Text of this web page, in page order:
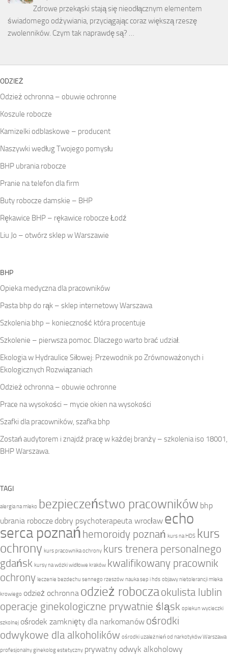
Zdrowe przekąski stają się nieodłącznym elementem
świadomego odżywiania, przyciągając coraz większą rzeszę
zwolenników. Czym tak naprawdę są? …
ODZIEŻ
Odzież ochronna – obuwie ochronne
Koszule robocze
Kamizelki odblaskowe – producent
Naszywki według Twojego pomysłu
BHP ubrania robocze
Pranie na telefon dla firm
Buty robocze damskie – BHP
Rękawice BHP – rękawice robocze Łodź
Liu Jo – otwórz sklep w Warszawie
BHP
Opieka medyczna dla pracowników
Pasta bhp do rąk – sklep internetowy Warszawa
Szkolenia bhp – konieczność która procentuje
Szkolenie – pierwsza pomoc. Dlaczego warto brać udział.
Ekologia w Hydraulice Siłowej: Przewodnik po Zrównoważonych i
Ekologicznych Rozwiązaniach
Odzież ochronna – obuwie ochronne
Prace na wysokości – mycie okien na wysokości
Szafki dla pracowników, szafka bhp
Zostań audytorem i znajdź pracę w każdej branży – szkolenia iso 18001,
BHP Warszawa.
TAGI
alergia na mleko bezpieczeństwo pracowników bhp
ubrania robocze dobry psychoterapeuta wrocław echo
serca poznań hemoroidy poznań kurs na HDS kurs
ochrony kurs pracownika ochrony kurs trenera personalnego
gdańsk kursy na wózki widłowe kraków kwalifikowany pracownik
ochrony leczenie bezdechu sennego rzeszów nauka sep i hds objawy nietolerancji mleka
krowiego odzież ochronna odzież robocza okulista lublin
operacje ginekologiczne prywatnie śląsk opiekun wycieczki
szkolnej ośrodek zamknięty dla narkomanów ośrodki
odwykowe dla alkoholików ośrodki uzależnień od narkotyków Warszawa
profesjonalny ginekolog estetyczny prywatny odwyk alkoholowy